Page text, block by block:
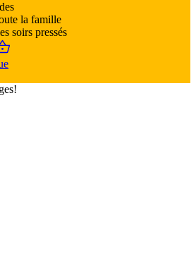
la famille
soirs pressés